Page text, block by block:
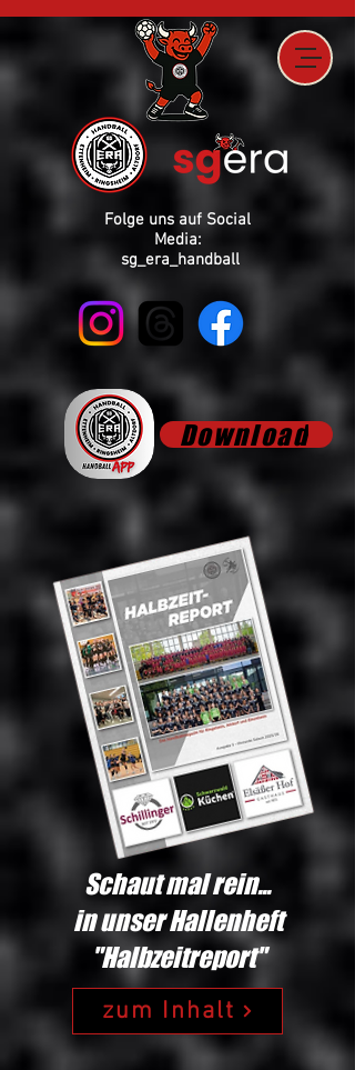
Download
Folge uns auf Social
Media:
sg_era_handball
Schaut mal rein...
in unser Hallenheft
"Halbzeitreport"
zum Inhalt